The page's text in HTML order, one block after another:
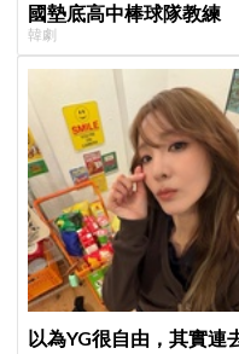
國墊底高中棒球隊教練
劇
韓劇
以為YG很自由，其實連